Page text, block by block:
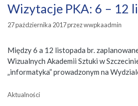
Wizytacje PKA: 6 – 12
27 października 2017przezwwpkaadmin
Między 6 a 12 listopada br.
Wizualnych Akademii Sztuki w
„informatyka” prowadzonym na
Kategorie
Aktualności